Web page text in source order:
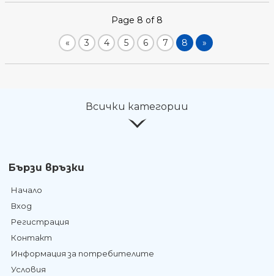
Page 8 of 8
« 3 4 5 6 7 8 »
Всички категории
Бързи връзки
Начало
Вход
Регистрация
Контакт
Информация за потребителите
Условия